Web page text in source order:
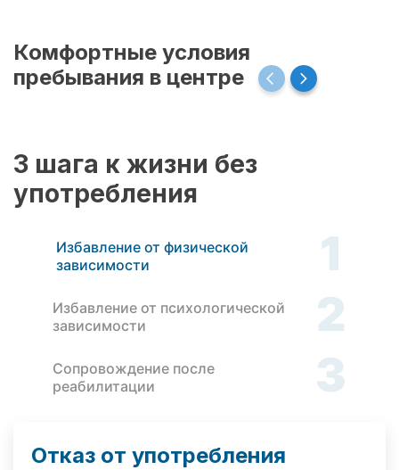
Комфортные условия
пребывания в центре
3 шага к жизни без
употребления
Избавление от физической
зависимости
1
Избавление от психологической
зависимости
2
Сопровождение после
реабилитации
3
Отказ от употребления